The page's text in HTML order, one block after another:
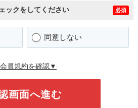
ックをしてください 必須
同意しない
員規約を確認▼